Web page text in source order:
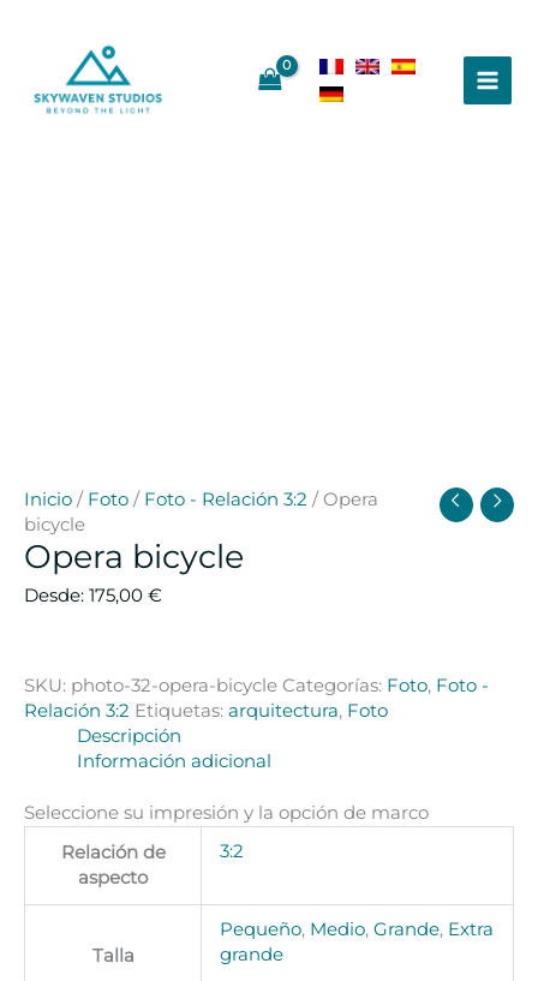
contenido
Inicio / Foto / Foto - Relación 3:2 / Opera
bicycle
Opera bicycle
Desde: 175,00 €
SKU: photo-32-opera-bicycle Categorías: Foto, Foto -
Relación 3:2 Etiquetas: arquitectura, Foto
Descripción
Información adicional
Seleccione su impresión y la opción de marco
Relación de
aspecto
3:2
Talla
Pequeño, Medio, Grande, Extra
grande